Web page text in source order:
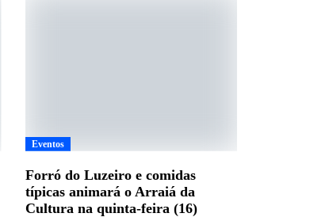
Eventos
Forró do Luzeiro e comidas
típicas animará o Arraiá da
Cultura na quinta-feira (16)